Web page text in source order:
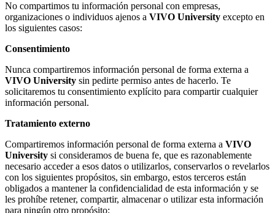
No compartimos tu información personal con empresas,
organizaciones o individuos ajenos a VIVO University excepto en
los siguientes casos:
Consentimiento
Nunca compartiremos información personal de forma externa a
VIVO University sin pedirte permiso antes de hacerlo. Te
solicitaremos tu consentimiento explícito para compartir cualquier
información personal.
Tratamiento externo
Compartiremos información personal de forma externa a VIVO
University si consideramos de buena fe, que es razonablemente
necesario acceder a esos datos o utilizarlos, conservarlos o revelarlos
con los siguientes propósitos, sin embargo, estos terceros están
obligados a mantener la confidencialidad de esta información y se
les prohíbe retener, compartir, almacenar o utilizar esta información
para ningún otro propósito: